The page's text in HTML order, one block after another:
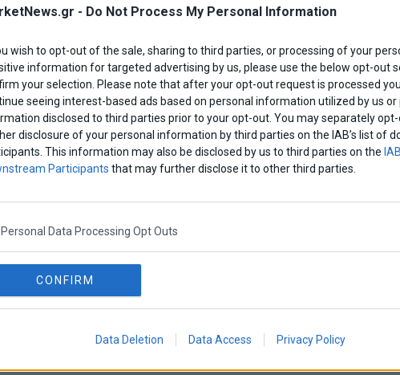
- Do Not Process My Personal Information
wish to opt-out of the sale, sharing to third parties, or processing of your
information for targeted advertising by us, please use the below opt-out
your selection. Please note that after your opt-out request is processed
seeing interest-based ads based on personal information utilized by us or
disclosed to third parties prior to your opt-out. You may separately
disclosure of your personal information by third parties on the IAB’s list of
This information may also be disclosed by us to third parties on the
Participants that may further disclose it to other third parties.
Personal Data Processing Opt Outs
CONFIRM
Data Deletion Data Access Privacy Policy
προς κόμματα της αντιπολίτευσης, λέγοντας
δεν είναι το μόνο μεγάλο θέμα που
η κοινωνία και ότι η εμμονή κάποιων να κινούνται
το θέμα των παρακολουθήσεων, δείχνει την
με τα μεγάλα προβλήματα της κοινωνίας.
Share This